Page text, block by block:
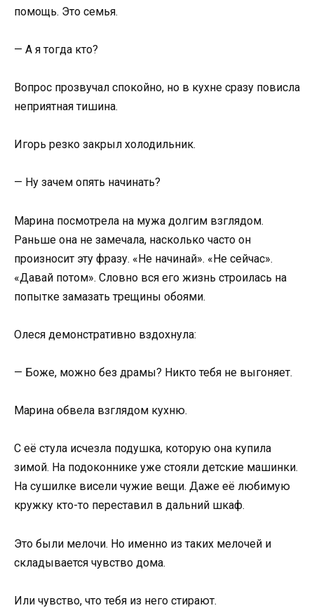
помощь. Это семья.
— А я тогда кто?
Вопрос прозвучал спокойно, но в кухне сразу повисла
неприятная тишина.
Игорь резко закрыл холодильник.
— Ну зачем опять начинать?
Марина посмотрела на мужа долгим взглядом.
Раньше она не замечала, насколько часто он
произносит эту фразу. «Не начинай». «Не сейчас».
«Давай потом». Словно вся его жизнь строилась на
попытке замазать трещины обоями.
Олеся демонстративно вздохнула:
— Боже, можно без драмы? Никто тебя не выгоняет.
Марина обвела взглядом кухню.
С её стула исчезла подушка, которую она купила
зимой. На подоконнике уже стояли детские машинки.
На сушилке висели чужие вещи. Даже её любимую
кружку кто-то переставил в дальний шкаф.
Это были мелочи. Но именно из таких мелочей и
складывается чувство дома.
Или чувство, что тебя из него стирают.